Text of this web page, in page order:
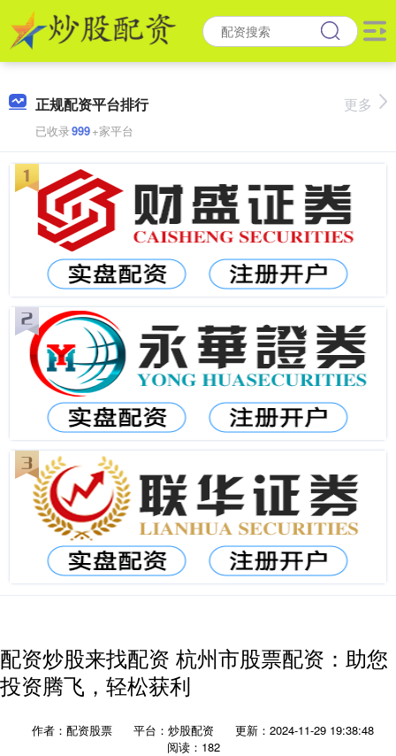
正规配资平台排行
已收录999+家平台
更多
配资炒股来找配资 杭州市股票配资：助您
投资腾飞，轻松获利
作者：配资股票 平台：炒股配资
更新：2024-11-29 19:38:48
阅读：182